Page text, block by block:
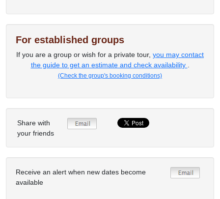
For established groups
If you are a group or wish for a private tour, you may contact
the guide to get an estimate and check availability
(Check the group's booking conditions)
Share with
your friends
Receive an alert when new dates become
available